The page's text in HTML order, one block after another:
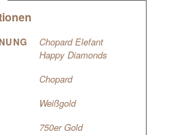
Chopard Elefant
Happy Diamonds
Chopard
Weißgold
750er Gold